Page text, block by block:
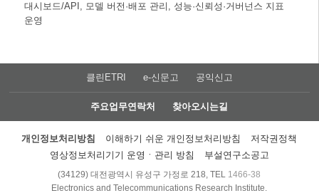
대시보드/API, 모델 버전·배포 관리, 성능·신뢰성·거버넌스 지표
운영
클린ETRI e-신문고 공익신고
주요업무연락처 찾아오시는길
개인정보처리방침 이해하기 쉬운 개인정보처리방침
저작권정책
영상정보처리기기 운영ㆍ관리 방침
부설연구소공고
(34129) 대전광역시 유성구 가정로 218, TEL 1466-38
Electronics and Telecommunications Research Institute.